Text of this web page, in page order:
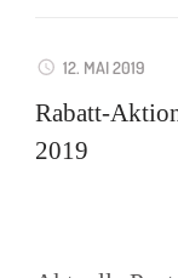
12. MAI 2019
Rabatt-
2019